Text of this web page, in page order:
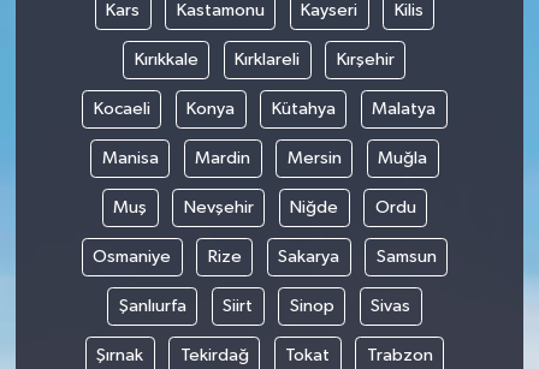
Kars Kastamonu Kayseri Kilis
Kırıkkale Kırklareli Kırşehir
Kocaeli Konya Kütahya Malatya
Manisa Mardin Mersin Muğla
Muş Nevşehir Niğde Ordu
Osmaniye Rize Sakarya Samsun
Şanlıurfa Siirt Sinop Sivas
Şırnak Tekirdağ Tokat Trabzon